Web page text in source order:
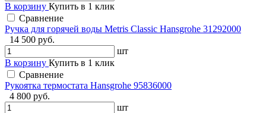
В корзину Купить в 1 клик
Сравнение
Ручка для горячей воды Metris Classic Hansgrohe 31292000
14 500 руб.
шт
В корзину Купить в 1 клик
Сравнение
Рукоятка термостата Hansgrohe 95836000
4 800 руб.
шт